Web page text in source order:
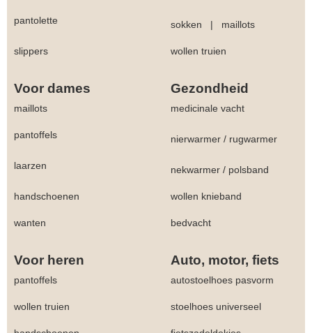
pantolette sokken | maillots
slippers wollen truien
Voor dames Gezondheid
maillots medicinale vacht
pantoffels nierwarmer / rugwarmer
laarzen nekwarmer / polsband
handschoenen wollen knieband
wanten bedvacht
Voor heren Auto, motor, fiets
pantoffels autostoelhoes pasvorm
wollen truien stoelhoes universeel